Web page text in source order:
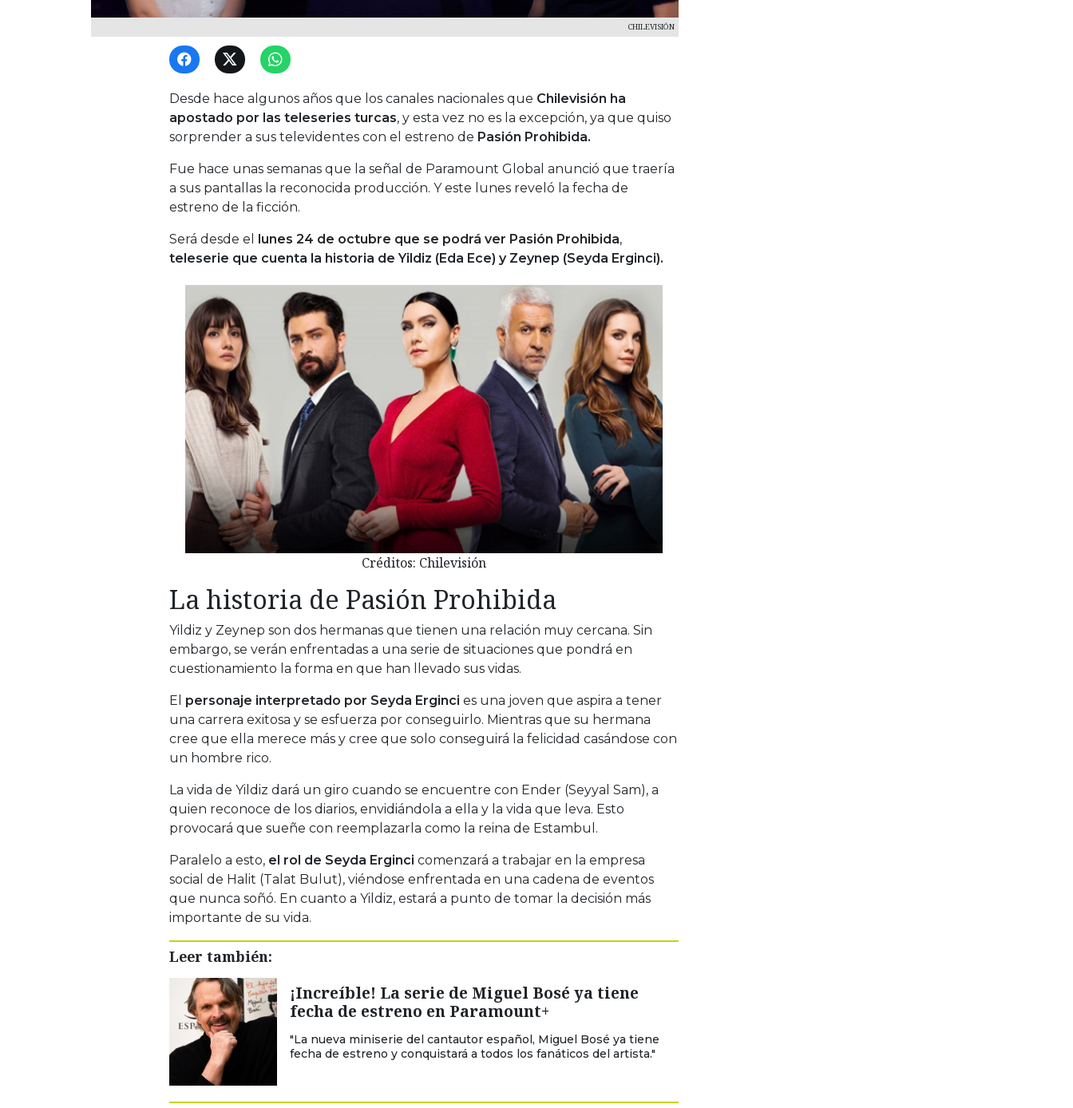
CHILEVISIÓN
Desde hace algunos años que los canales nacionales que Chilevisión ha
apostado por las teleseries turcas, y esta vez no es la excepción, ya que quiso
sorprender a sus televidentes con el estreno de Pasión Prohibida.
Fue hace unas semanas que la señal de Paramount Global anunció que traería
a sus pantallas la reconocida producción. Y este lunes reveló la fecha de
estreno de la ficción.
Será desde el lunes 24 de octubre que se podrá ver Pasión Prohibida,
teleserie que cuenta la historia de Yildiz (Eda Ece) y Zeynep (Seyda Erginci).
Créditos: Chilevisión
La historia de Pasión Prohibida
Yildiz y Zeynep son dos hermanas que tienen una relación muy cercana. Sin
embargo, se verán enfrentadas a una serie de situaciones que pondrá en
cuestionamiento la forma en que han llevado sus vidas.
El personaje interpretado por Seyda Erginci es una joven que aspira a tener
una carrera exitosa y se esfuerza por conseguirlo. Mientras que su hermana
cree que ella merece más y cree que solo conseguirá la felicidad casándose con
un hombre rico.
La vida de Yildiz dará un giro cuando se encuentre con Ender (Seyyal Sam), a
quien reconoce de los diarios, envidiándola a ella y la vida que leva. Esto
provocará que sueñe con reemplazarla como la reina de Estambul.
Paralelo a esto, el rol de Seyda Erginci comenzará a trabajar en la empresa
social de Halit (Talat Bulut), viéndose enfrentada en una cadena de eventos
que nunca soñó. En cuanto a Yildiz, estará a punto de tomar la decisión más
importante de su vida.
Leer también:
¡Increíble! La serie de Miguel Bosé ya tiene
fecha de estreno en Paramount+
"La nueva miniserie del cantautor español, Miguel Bosé ya tiene
fecha de estreno y conquistará a todos los fanáticos del artista."